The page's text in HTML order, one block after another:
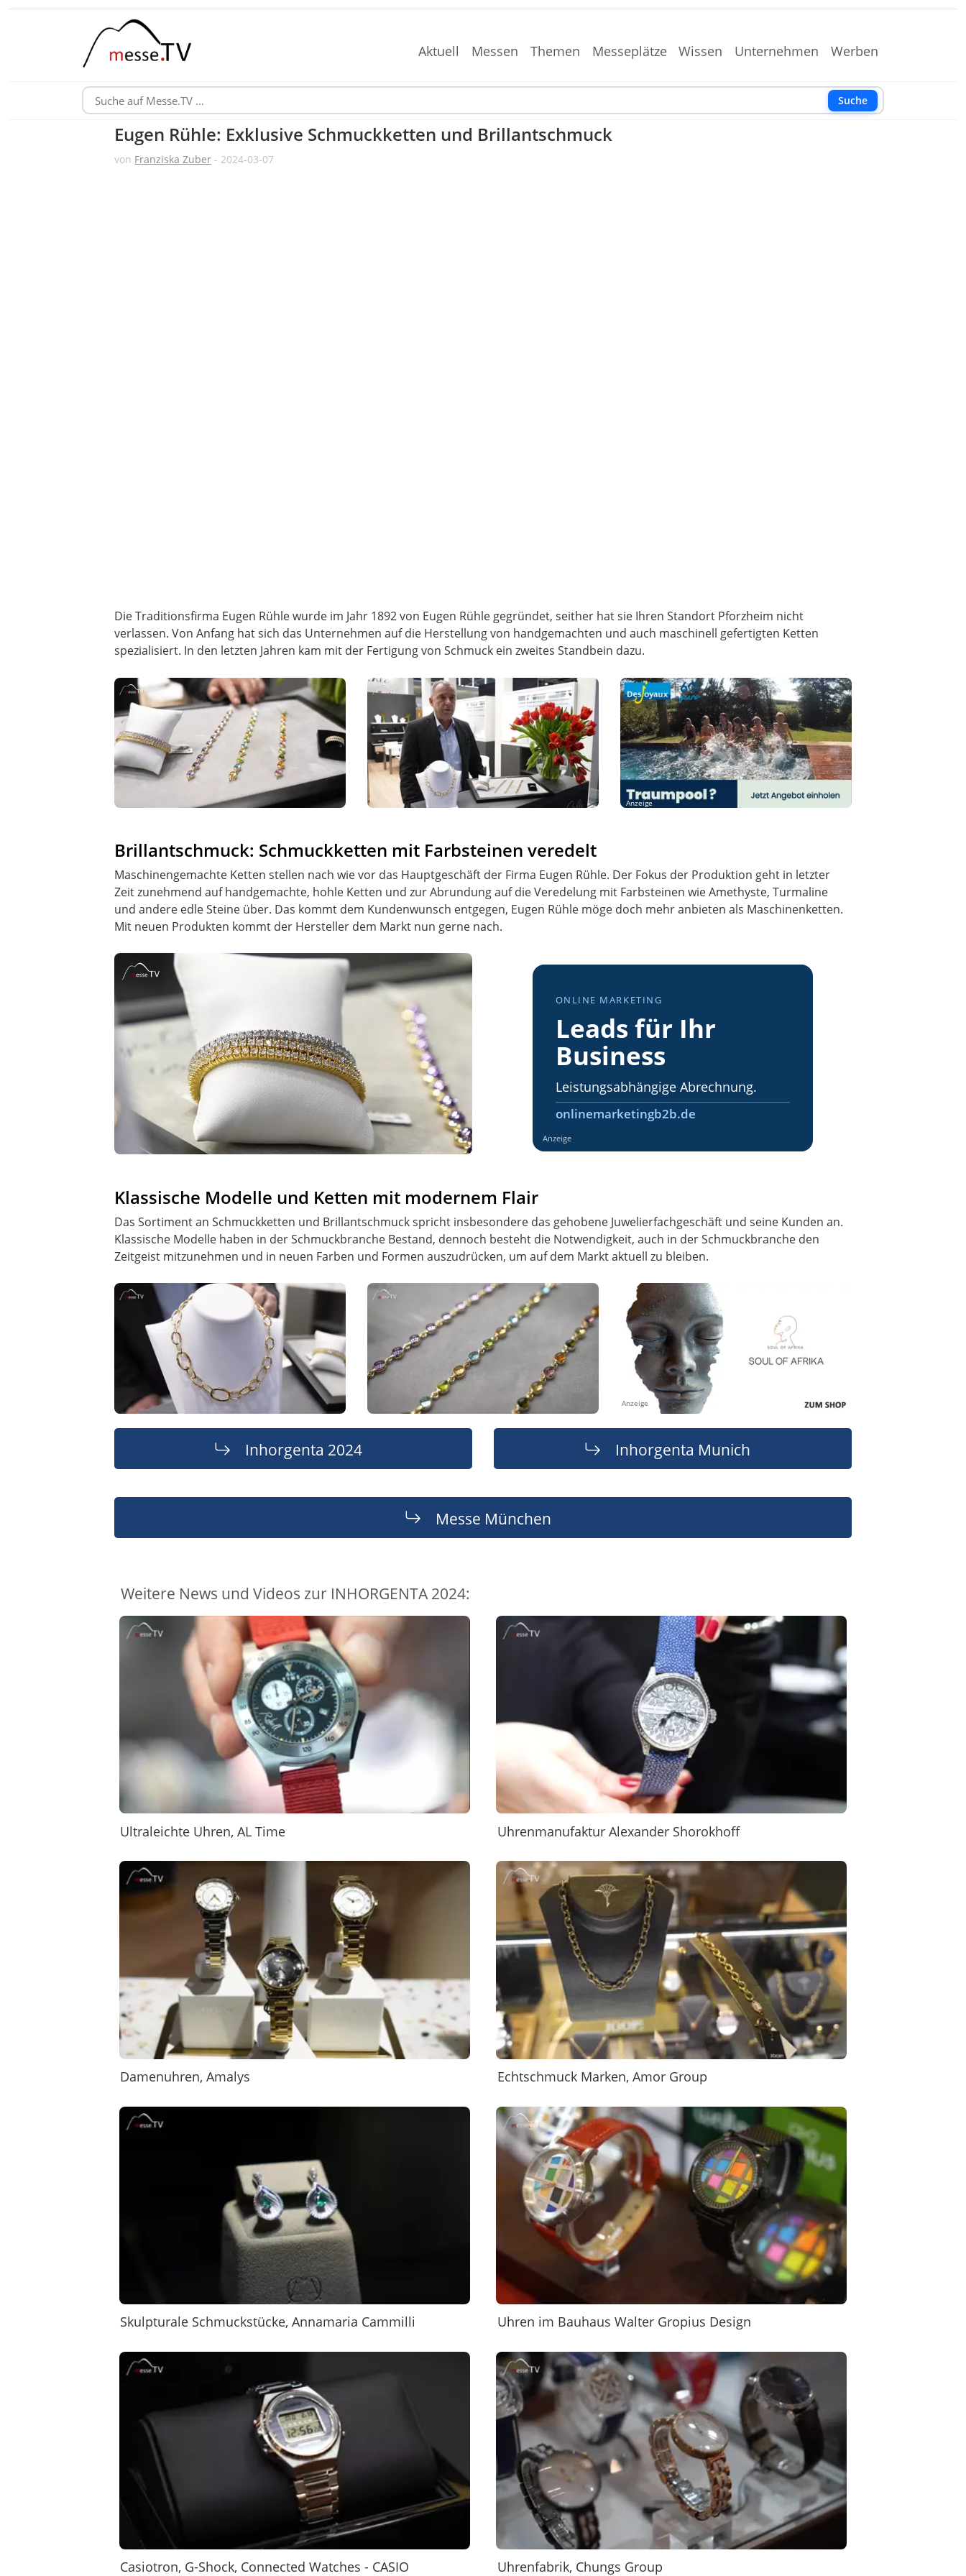
Aktuell Messen Themen Messeplätze Wissen Unternehmen Werben
Suche
Eugen Rühle: Exklusive Schmuckketten und Brillantschmuck
von Franziska Zuber - 2024-03-07
Die Traditionsfirma Eugen Rühle wurde im Jahr 1892 von Eugen Rühle gegründet, seither hat sie Ihren Standort Pforzheim nicht
verlassen. Von Anfang hat sich das Unternehmen auf die Herstellung von handgemachten und auch maschinell gefertigten Ketten
spezialisiert. In den letzten Jahren kam mit der Fertigung von Schmuck ein zweites Standbein dazu.
Anzeige
Brillantschmuck: Schmuckketten mit Farbsteinen veredelt
Maschinengemachte Ketten stellen nach wie vor das Hauptgeschäft der Firma Eugen Rühle. Der Fokus der Produktion geht in letzter
Zeit zunehmend auf handgemachte, hohle Ketten und zur Abrundung auf die Veredelung mit Farbsteinen wie Amethyste, Turmaline
und andere edle Steine über. Das kommt dem Kundenwunsch entgegen, Eugen Rühle möge doch mehr anbieten als Maschinenketten.
Mit neuen Produkten kommt der Hersteller dem Markt nun gerne nach.
ONLINE MARKETING
Leads für Ihr
Business
Leistungsabhängige Abrechnung.
onlinemarketingb2b.de
Anzeige
Klassische Modelle und Ketten mit modernem Flair
Das Sortiment an Schmuckketten und Brillantschmuck spricht insbesondere das gehobene Juwelierfachgeschäft und seine Kunden an.
Klassische Modelle haben in der Schmuckbranche Bestand, dennoch besteht die Notwendigkeit, auch in der Schmuckbranche den
Zeitgeist mitzunehmen und in neuen Farben und Formen auszudrücken, um auf dem Markt aktuell zu bleiben.
Anzeige
Inhorgenta 2024 Inhorgenta Munich
Messe München
Weitere News und Videos zur INHORGENTA 2024:
Ultraleichte Uhren, AL Time Uhrenmanufaktur Alexander Shorokhoff
Damenuhren, Amalys Echtschmuck Marken, Amor Group
Skulpturale Schmuckstücke, Annamaria Cammilli Uhren im Bauhaus Walter Gropius Design
Casiotron, G-Shock, Connected Watches - CASIO Uhrenfabrik, Chungs Group